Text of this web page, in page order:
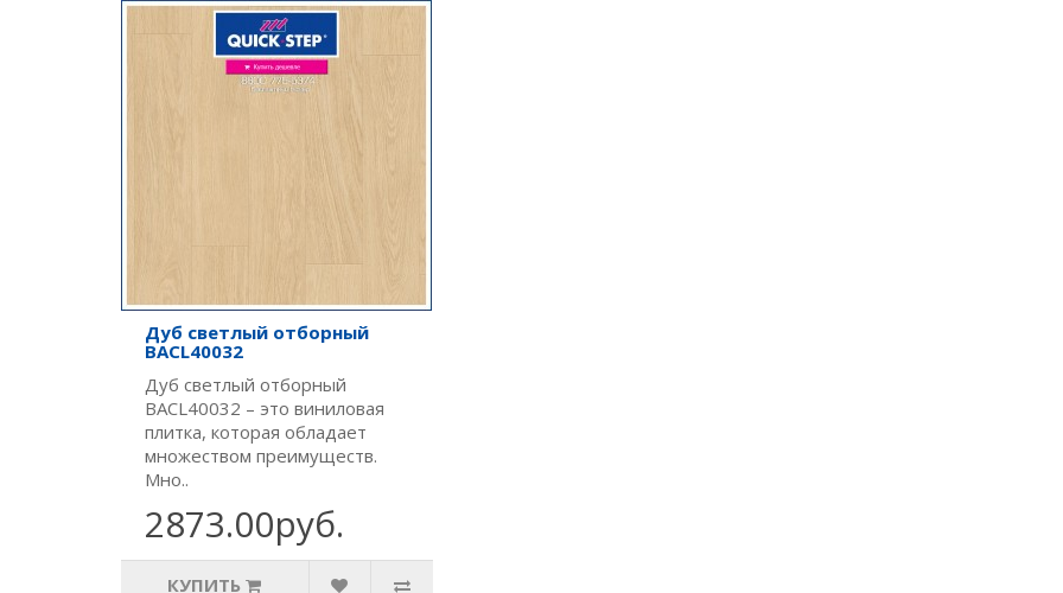
Дуб светлый отборный
BACL40032
Дуб светлый отборный
BACL40032 – это виниловая
плитка, которая обладает
множеством преимуществ.
Мно..
2873.00руб.
КУПИТЬ